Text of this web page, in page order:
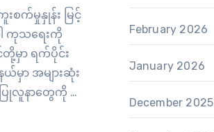
စက်မှုနှုန်း မြင့်
ကုသရေးကို
မှာ ရက်ပိုင်း
မှာ အများဆုံး
ြုလူနာတွေကို သ
February 2026
January 2026
December 2025